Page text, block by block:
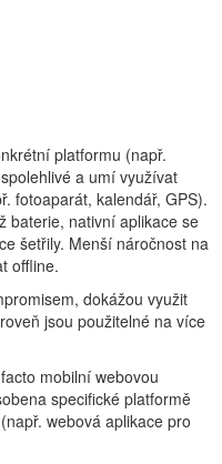
platformu (např.
a umí využívat
fotoaparát, kalendář, GPS).
baterie, nativní aplikace se
šetřily. Menší náročnost na
offline.
dokážou využit
jsou použitelné na více
mobilní webovou
specifické platformě
webová aplikace pro